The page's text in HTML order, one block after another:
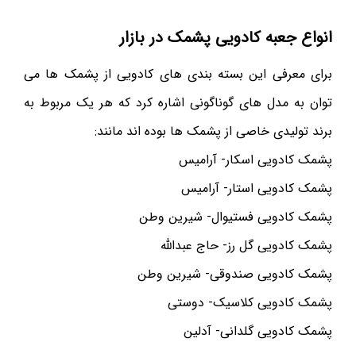
انواع جعبه کادویی پشمک در بازار
برای معرفی این بسته بندی های کادویی از پشمک ها می
توان به مدل های گوناگونی اشاره کرد که هر یک مربوط به
برند تولیدی خاصی از پشمک ها بوده اند مانند:
پشمک کادویی اسکار- آرامیس
پشمک کادویی استار- آرامیس
پشمک کادویی فستیوال- شیرین وطن
پشمک کادویی گل رز- حاج عبدالله
پشمک کادویی صندوقی- شیرین وطن
پشمک کادویی کلاسیک- دوستی
پشمک کادویی گلدانی- آدلین